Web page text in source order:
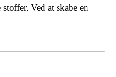
Ved at skabe en